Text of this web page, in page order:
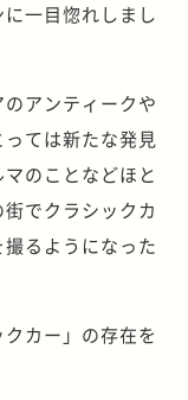
一目惚れしまし
アンティークや
ては新たな発見
のことなどほと
でクラシックカ
るようになった
カー」の存在を